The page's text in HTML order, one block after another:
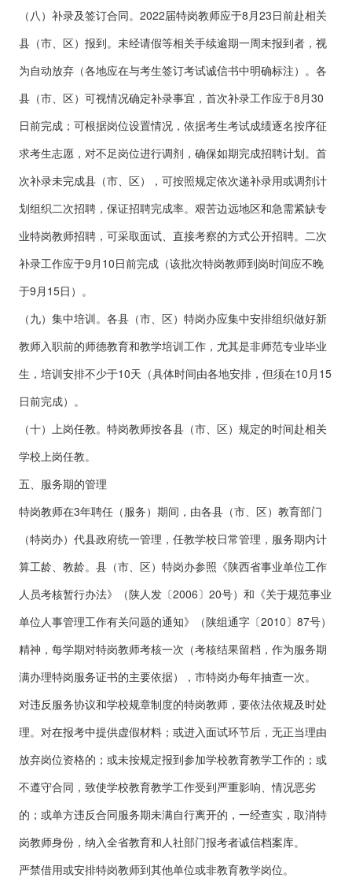
（八）补录及签订合同。2022届特岗教师应于8月23日前赴相关
县（市、区）报到。未经请假等相关手续逾期一周未报到者，视
为自动放弃（各地应在与考生签订考试诚信书中明确标注）。各
县（市、区）可视情况确定补录事宜，首次补录工作应于8月30
日前完成；可根据岗位设置情况，依据考生考试成绩逐名按序征
求考生志愿，对不足岗位进行调剂，确保如期完成招聘计划。首
次补录未完成县（市、区），可按照规定依次递补录用或调剂计
划组织二次招聘，保证招聘完成率。艰苦边远地区和急需紧缺专
业特岗教师招聘，可采取面试、直接考察的方式公开招聘。二次
补录工作应于9月10日前完成（该批次特岗教师到岗时间应不晚
于9月15日）。
（九）集中培训。各县（市、区）特岗办应集中安排组织做好新
教师入职前的师德教育和教学培训工作，尤其是非师范专业毕业
生，培训安排不少于10天（具体时间由各地安排，但须在10月15
日前完成）。
（十）上岗任教。特岗教师按各县（市、区）规定的时间赴相关
学校上岗任教。
五、服务期的管理
特岗教师在3年聘任（服务）期间，由各县（市、区）教育部门
（特岗办）代县政府统一管理，任教学校日常管理，服务期内计
算工龄、教龄。县（市、区）特岗办参照《陕西省事业单位工作
人员考核暂行办法》（陕人发〔2006〕20号）和《关于规范事业
单位人事管理工作有关问题的通知》（陕组通字〔2010〕87号）
精神，每学期对特岗教师考核一次（考核结果留档，作为服务期
满办理特岗服务证书的主要依据），市特岗办每年抽查一次。
对违反服务协议和学校规章制度的特岗教师，要依法依规及时处
理。对在报考中提供虚假材料；或进入面试环节后，无正当理由
放弃岗位资格的；或未按规定报到参加学校教育教学工作的；或
不遵守合同，致使学校教育教学工作受到严重影响、情况恶劣
的；或单方违反合同服务期未满自行离开的，一经查实，取消特
岗教师身份，纳入全省教育和人社部门报考者诚信档案库。
严禁借用或安排特岗教师到其他单位或非教育教学岗位。